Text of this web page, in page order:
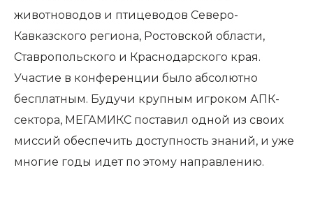
животноводов и птицеводов Северо-
Кавказского региона, Ростовской области,
Ставропольского и Краснодарского края.
Участие в конференции было абсолютно
бесплатным. Будучи крупным игроком АПК-
сектора, МЕГАМИКС поставил одной из своих
миссий обеспечить доступность знаний, и уже
многие годы идет по этому направлению.